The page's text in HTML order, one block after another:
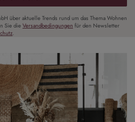
über aktuelle Trends rund um das Thema Wohnen
Sie die Versandbedingungen für den Newsletter
.